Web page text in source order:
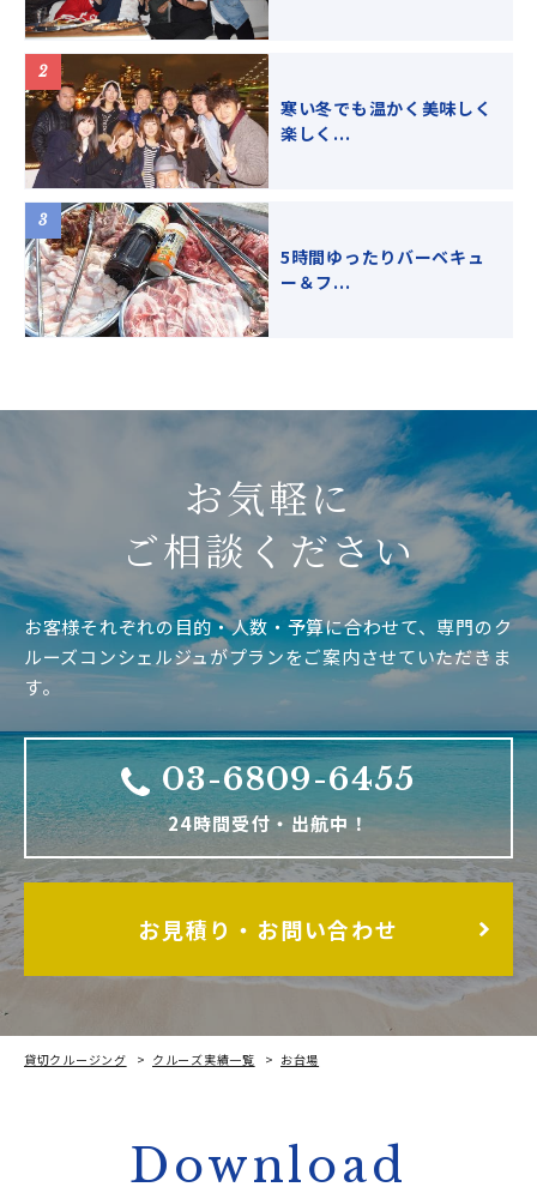
寒い冬でも温かく美味しく
楽しく...
5時間ゆったりバーベキュ
ー＆フ...
お気軽に
ご相談ください
お客様それぞれの目的・人数・予算に合わせて、専門のク
ルーズコンシェルジュがプランをご案内させていただきま
す。
03-6809-6455
24時間受付・出航中！
お見積り・お問い合わせ
貸切クルージング クルーズ実績一覧 お台場
Download